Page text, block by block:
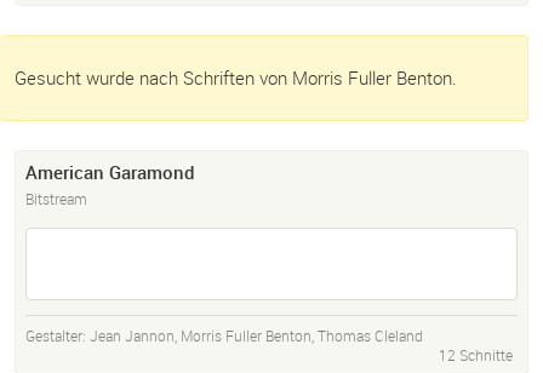
Gesucht wurde nach Schriften von Morris Fuller Benton.
American Garamond
Bitstream
Gestalter: Jean Jannon, Morris Fuller Benton,Thomas Cleland
12 Schnitte